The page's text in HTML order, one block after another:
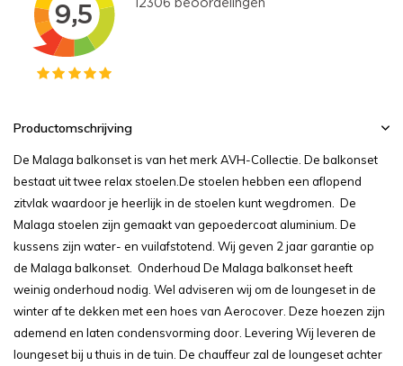
Productomschrijving
De Malaga balkonset is van het merk AVH-Collectie. De balkonset
bestaat uit twee relax stoelen.De stoelen hebben een aflopend
zitvlak waardoor je heerlijk in de stoelen kunt wegdromen. De
Malaga stoelen zijn gemaakt van gepoedercoat aluminium. De
kussens zijn water- en vuilafstotend. Wij geven 2 jaar garantie op
de Malaga balkonset. Onderhoud De Malaga balkonset heeft
weinig onderhoud nodig. Wel adviseren wij om de loungeset in de
winter af te dekken met een hoes van Aerocover. Deze hoezen zijn
ademend en laten condensvorming door. Levering Wij leveren de
loungeset bij u thuis in de tuin. De chauffeur zal de loungeset achter